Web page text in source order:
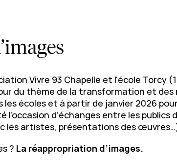
Vivre 93 Chapelle et l'école Torcy
du thème de la transformation et des
les écoles et à partir de janvier 2026
l’occasion d’échanges entre les
les artistes, présentations des
? La réappropriation d’images.